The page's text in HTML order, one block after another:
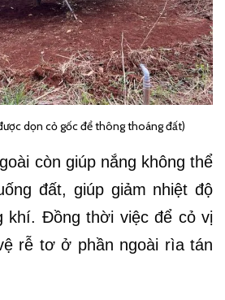
dọn cỏ gốc để thông thoáng đất)
còn giúp nắng không thể
đất, giúp giảm nhiệt độ
khí. Đồng thời việc để cỏ vị
rễ tơ ở phần ngoài rìa tán